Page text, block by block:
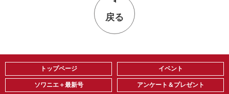
戻る
トップページ
ソワニエ＋最新号
イベント
アンケート＆プレゼント